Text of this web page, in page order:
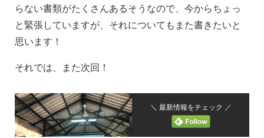
らない書類がたくさんあるそうなので、今からちょっ
と緊張していますが、それについてもまた書きたいと
思います！
それでは、また次回！
＼ 最新情報をチェック ／